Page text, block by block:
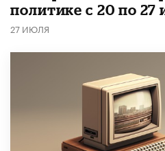
политике с 20 по 27
27 ИЮЛЯ